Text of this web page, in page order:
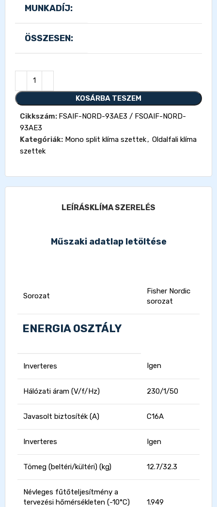
MUNKADÍJ:
ÖSSZESEN:
KOSÁRBA TESZEM
Cikkszám: FSAIF-NORD-93AE3 / FSOAIF-NORD-
93AE3
Kategóriák: Mono split klíma szettek, Oldalfali klíma
szettek
LEÍRÁSKLÍMA SZERELÉS
Műszaki adatlap letöltése
Sorozat
Fisher Nordic
sorozat
ENERGIA OSZTÁLY
Inverteres Igen
Hálózati áram (V/f/Hz) 230/1/50
Javasolt biztosíték (A) C16A
Inverteres Igen
Tömeg (beltéri/kültéri) (kg) 12.7/32.3
Névleges fűtőteljesítmény a
tervezési hőmérsékleten (-10°C)
1.949